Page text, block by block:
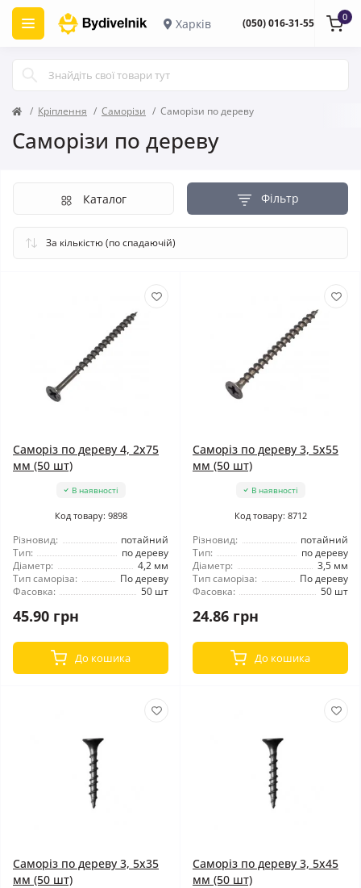
Харків (050) 016-31-55 0
Кріплення Саморізи Саморізи по дереву
Саморізи по дереву
Фільтр
Каталог
Саморіз по дереву 4, 2x75
мм (50 шт)
В наявності
Код товару: 9898
Різновид:
потайний
Тип:
по дереву
Діаметр:
4,2 мм
Тип саморіза:
По дереву
Фасовка:
50 шт
45.90 грн
До кошика
Саморіз по дереву 3, 5x55
мм (50 шт)
В наявності
Код товару: 8712
Різновид:
потайний
Тип:
по дереву
Діаметр:
3,5 мм
Тип саморіза:
По дереву
Фасовка:
50 шт
24.86 грн
До кошика
Саморіз по дереву 3, 5x35
мм (50 шт)
Саморіз по дереву 3, 5x45
мм (50 шт)